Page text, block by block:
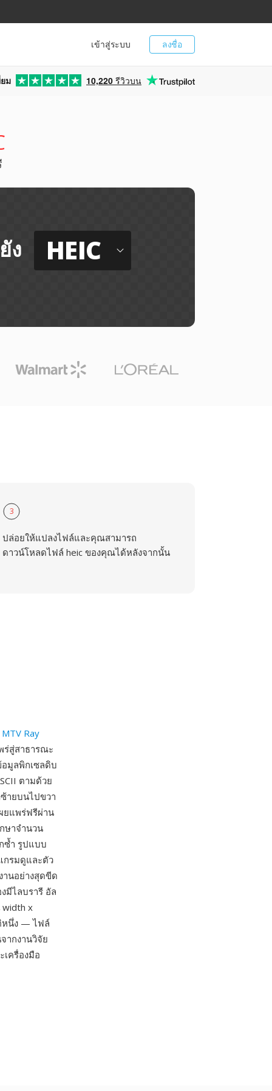
ลงชื่อ
เข้าสู่ระบบ
ม 10,220 รีวิวบน
ง HEIC
3
ปล่อยให้แปลงไฟล์และคุณสามารถ
ดาวน์โหลดไฟล์ heic ของคุณได้หลังจากนั้น
MTV Ray
ร่สู่สาธารณะ
มูลพิกเซลดิบ
ตามด้วย
ายบนไปขวา
ยแพร่ฟรีผ่าน
ษาจำนวน
ซ้ำ รูปแบบ
กรมดูและตัว
านอย่างสุดขีด
มีไลบรารี อัล
width x
หนึ่ง — ไฟล์
ากงานวิจัย
เครื่องมือ